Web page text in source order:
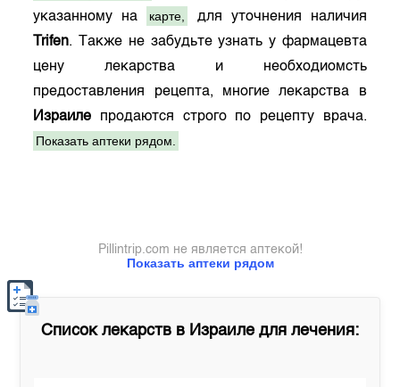
указанному на
карте,
для уточнения наличия
Trifen. Также не забудьте узнать у фармацевта
цену лекарства и необходиомсть
предоставления рецепта, многие лекарства в
Израиле продаются строго по рецепту врача.
Показать аптеки рядом.
Показать аптеки рядом
Pillintrip.com не является аптекой!
Список лекарств в Израиле для лечения: